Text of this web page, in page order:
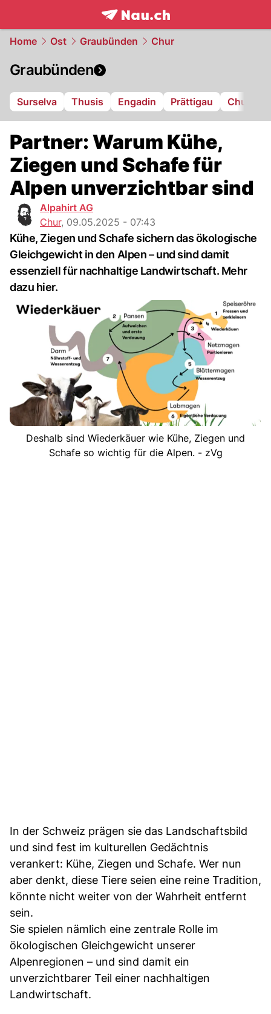
frontpage.NAU.ch
Home Ost Graubünden Chur
Graubünden
Surselva Thusis Engadin Prättigau Chur
Partner: Warum Kühe,
Ziegen und Schafe für
Alpen unverzichtbar sind
Alpahirt AG
Chur, 09.05.2025 - 07:43
Kühe, Ziegen und Schafe sichern das ökologische
Gleichgewicht in den Alpen – und sind damit
essenziell für nachhaltige Landwirtschaft. Mehr
dazu hier.
Deshalb sind Wiederkäuer wie Kühe, Ziegen und
Schafe so wichtig für die Alpen. - zVg
In der Schweiz prägen sie das Landschaftsbild
und sind fest im kulturellen Gedächtnis
verankert: Kühe, Ziegen und Schafe. Wer nun
aber denkt, diese Tiere seien eine reine Tradition,
könnte nicht weiter von der Wahrheit entfernt
sein.
Sie spielen nämlich eine zentrale Rolle im
ökologischen Gleichgewicht unserer
Alpenregionen – und sind damit ein
unverzichtbarer Teil einer nachhaltigen
Landwirtschaft.